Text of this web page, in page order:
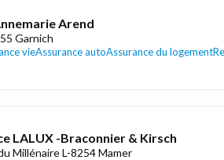
Arend
Garnich
vieAssurance autoAssurance du logement
LALUX -Braconnier & Kirsch
Millénaire L-8254 Mamer